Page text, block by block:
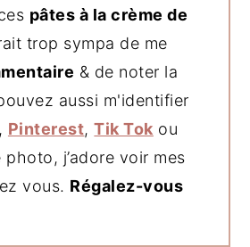
pâtes à la crème de
trop sympa de me
& de noter la
aussi m'identifier
, Pinterest,Tik Tok ou
j’adore voir mes
vous. Régalez-vous